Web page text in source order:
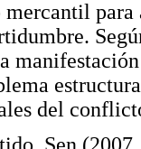
para
del